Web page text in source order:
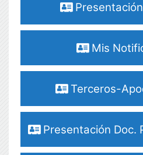
Mis
Terceros-
Presentación Doc.